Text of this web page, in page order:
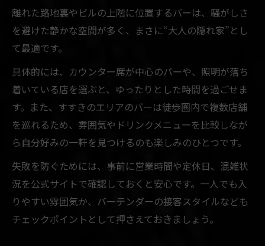
離れた路地裏やビルの上階に位置するバーは、騒がしさ
を避けた静かな空間が多く、まさに“大人の隠れ家”とし
て最適です。
具体的には、カウンター席が中心のバーや、照明が落ち
着いている店を選ぶと、ゆったりとした時間を過ごせま
す。また、すすきのエリアのバーは徒歩圏内で複数店舗
を巡れるため、雰囲気やドリンクメニューを比較しなが
ら自分好みの一軒を見つけるのも楽しみのひとつです。
失敗を防ぐためには、事前に営業時間や定休日、混雑状
況を公式サイトで確認しておくと安心です。一人でも入
りやすい雰囲気か、バーテンダーの接客スタイルなども
チェックポイントとして押さえておきましょう。